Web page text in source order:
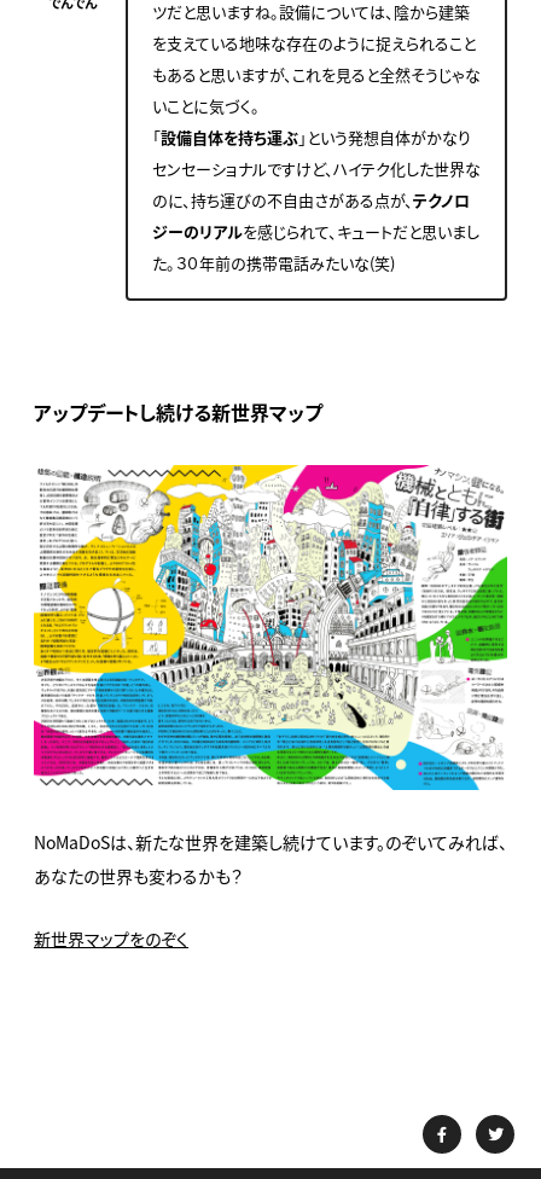
ツだと思いますね。設備については、陰から建築
を支えている地味な存在のように捉えられること
もあると思いますが、これを見ると全然そうじゃな
いことに気づく。
「設備自体を持ち運ぶ」という発想自体がかなり
センセーショナルですけど、ハイテク化した世界な
のに、持ち運びの不自由さがある点が、 テクノロ
ジーのリアルを感じられて、キュートだと思いまし
た。３０年前の携帯電話みたいな(笑)
アップデートし続ける新世界マップ
NoMaDoSは、新たな世界を建築し続けています。のぞいてみれば、
あなたの世界も変わるかも？
新世界マップをのぞく